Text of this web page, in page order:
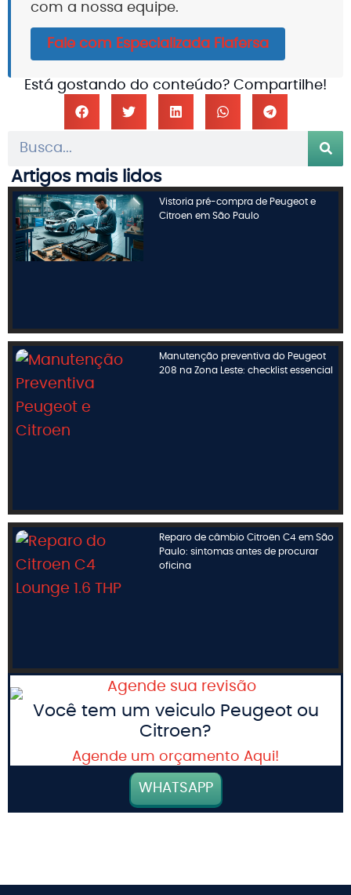
com a nossa equipe.
Fale com Especializada Flafersa
Está gostando do conteúdo? Compartilhe!
Artigos mais lidos
Vistoria pré-compra de Peugeot e
Citroen em São Paulo
Manutenção preventiva do Peugeot
208 na Zona Leste: checklist essencial
Reparo de câmbio Citroën C4 em São
Paulo: sintomas antes de procurar
oficina
Você tem um veiculo Peugeot ou
Citroen?
Agende um orçamento Aqui!
WHATSAPP